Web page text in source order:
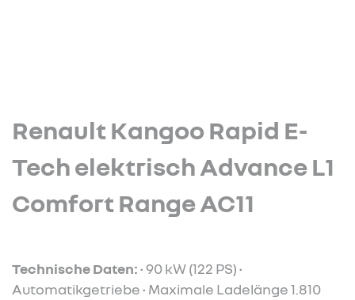
Renault Kangoo Rapid E-
Tech elektrisch Advance L1
Comfort Range AC11
Technische Daten:• 90 kW (122 PS) •
Automatikgetriebe • Maximale Ladelänge 1.810